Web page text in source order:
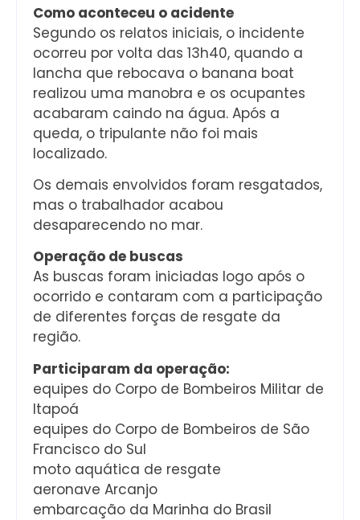
Como aconteceu o acidente
Segundo os relatos iniciais, o incidente
ocorreu por volta das 13h40, quando a
lancha que rebocava o banana boat
realizou uma manobra e os ocupantes
acabaram caindo na água. Após a
queda, o tripulante não foi mais
localizado.
Os demais envolvidos foram resgatados,
mas o trabalhador acabou
desaparecendo no mar.
Operação de buscas
As buscas foram iniciadas logo após o
ocorrido e contaram com a participação
de diferentes forças de resgate da
região.
Participaram da operação:
equipes do Corpo de Bombeiros Militar de
Itapoá
equipes do Corpo de Bombeiros de São
Francisco do Sul
moto aquática de resgate
aeronave Arcanjo
embarcação da Marinha do Brasil